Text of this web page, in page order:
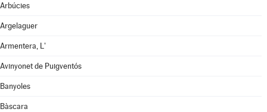
Arbúcies
Argelaguer
Armentera, L'
Avinyonet de Puigventós
Banyoles
Bàscara